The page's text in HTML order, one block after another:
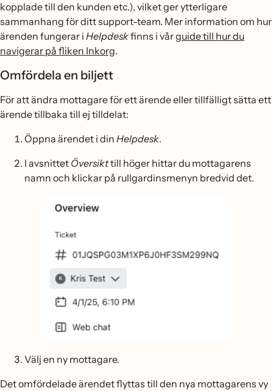
kopplade till den kunden etc.), vilket ger ytterligare
sammanhang för ditt support-team. Mer information om hur
ärenden fungerar i Helpdeskfinns i vårguide till hur du
navigerar på fliken Inkorg.
Omfördela en biljett
För att ändra mottagare för ett ärende eller tillfälligt sätta ett
ärende tillbaka till ej tilldelat:
Öppna ärendet i din Helpdesk.
I avsnittet Översikttill höger hittar du mottagarens
namn och klickar på rullgardinsmenyn bredvid det.
Välj en ny mottagare.
Det omfördelade ärendet flyttas till den nya mottagarens vy